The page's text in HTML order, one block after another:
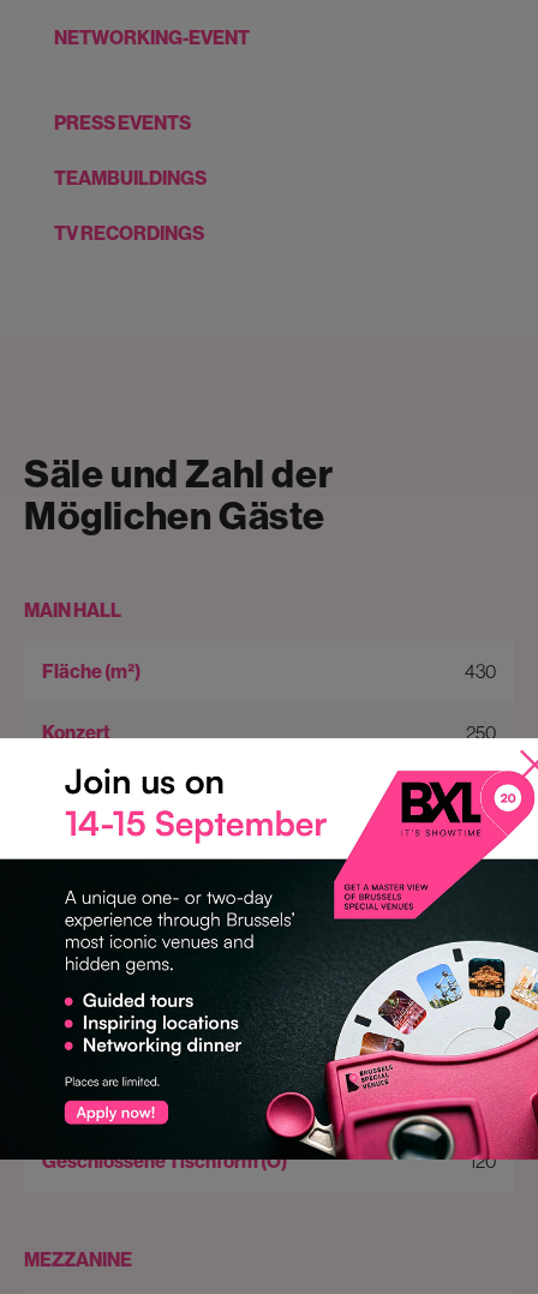
NETWORKING-EVENT
PRESS EVENTS
TEAMBUILDINGS
TV RECORDINGS
Säle und Zahl der
Möglichen Gäste
MAIN HALL
430
250
200
120
120
120
120
120
MEZZANINE